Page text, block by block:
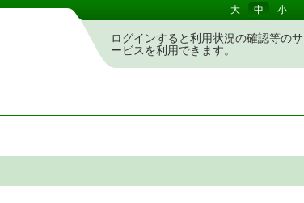
大 中 小
ログインすると利用状況の確認等のサ
ービスを利用できます。